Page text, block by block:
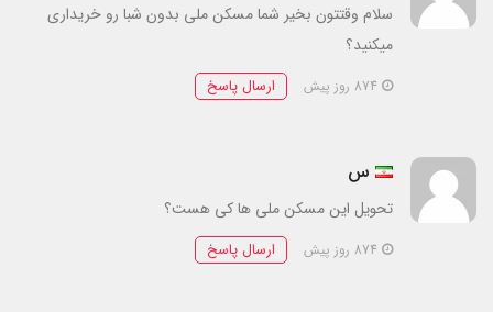
سلام وقتتون بخیر شما مسکن ملی بدون شبا رو خریداری
میکنید؟
ارسال پاسخ
س
تحویل این مسکن ملی ها کی هست؟
ارسال پاسخ